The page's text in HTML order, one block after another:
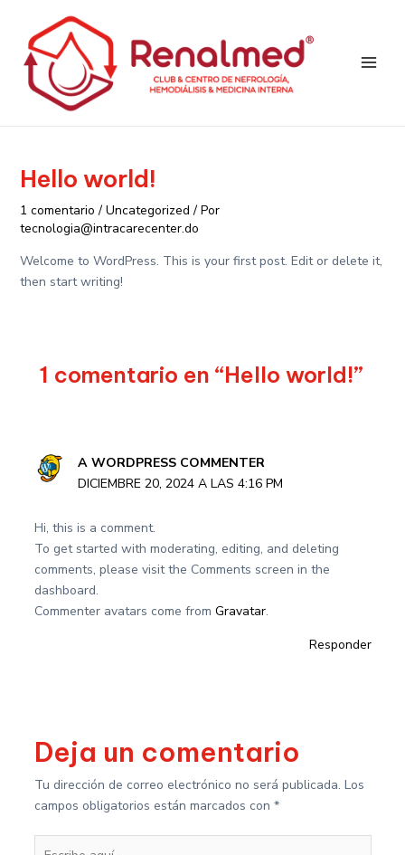
contenido
Hello world!
1 comentario / Uncategorized / Por
tecnologia@intracarecenter.do
Welcome to WordPress. This is your first post. Edit or delete it,
then start writing!
1 comentario en “Hello world!”
A WORDPRESS COMMENTER
DICIEMBRE 20, 2024 A LAS 4:16 PM
Hi, this is a comment.
To get started with moderating, editing, and deleting
comments, please visit the Comments screen in the
dashboard.
Commenter avatars come from Gravatar.
Responder
Deja un comentario
Tu dirección de correo electrónico no será publicada. Los
campos obligatorios están marcados con *